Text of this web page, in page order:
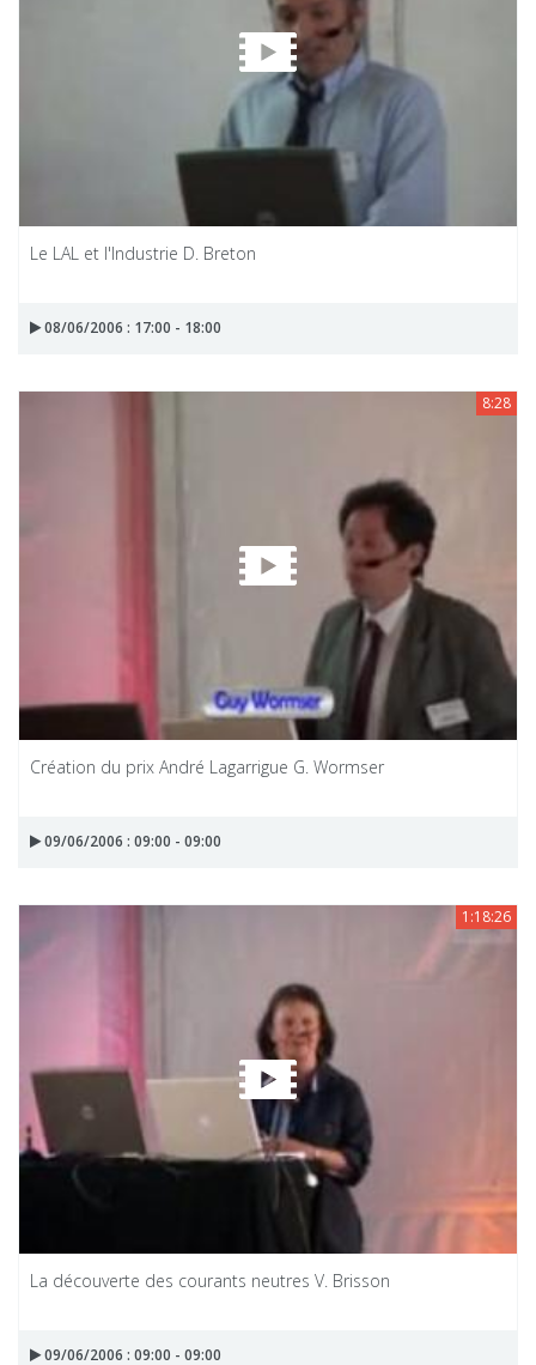
Le LAL et l'Industrie D. Breton
08/06/2006 : 17:00 - 18:00
8:28
Création du prix André Lagarrigue G. Wormser
09/06/2006 : 09:00 - 09:00
1:18:26
La découverte des courants neutres V. Brisson
09/06/2006 : 09:00 - 09:00